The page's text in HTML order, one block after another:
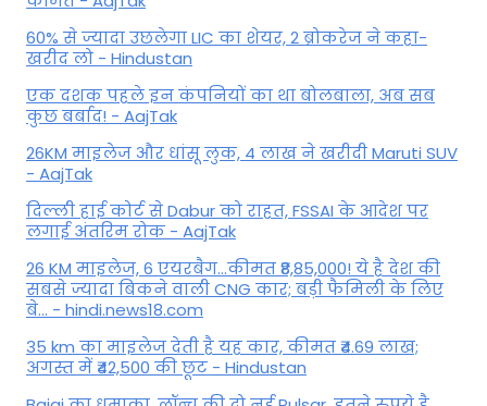
60% से ज्यादा उछलेगा LIC का शेयर, 2 ब्रोकरेज ने कहा-
खरीद लो - Hindustan
एक दशक पहले इन कंपनियों का था बोलबाला, अब सब
कुछ बर्बाद! - AajTak
26KM माइलेज और धांसू लुक, 4 लाख ने खरीदी Maruti SUV
- AajTak
दिल्ली हाई कोर्ट से Dabur को राहत, FSSAI के आदेश पर
लगाई अंतरिम रोक - AajTak
26 KM माइलेज, 6 एयरबैग...कीमत ₹8,85,000! ये है देश की
सबसे ज्यादा बिकने वाली CNG कार; बड़ी फैमिली के लिए
बे... - hindi.news18.com
35 km का माइलेज देती है यह कार, कीमत ₹4.69 लाख;
अगस्त में ₹42,500 की छूट - Hindustan